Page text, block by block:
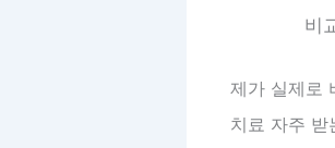
비
제가 실제로
치료 자주 받